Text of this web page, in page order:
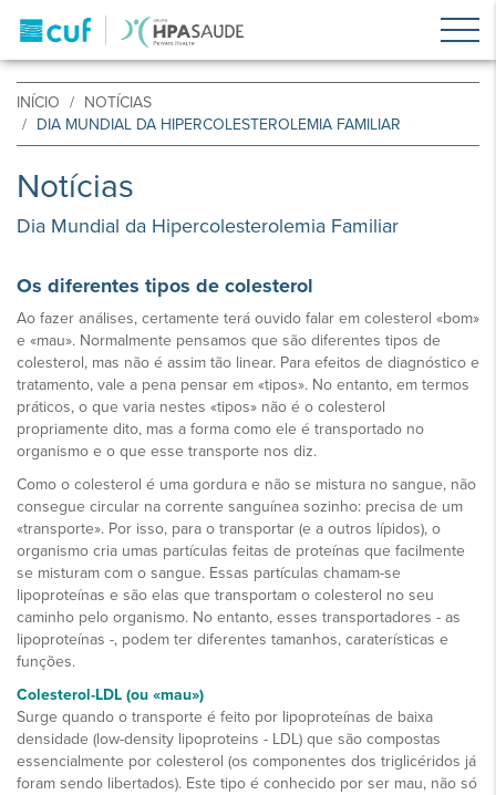
INÍCIO
NOTÍCIAS
DIA MUNDIAL DA HIPERCOLESTEROLEMIA FAMILIAR
Notícias
Dia Mundial da Hipercolesterolemia Familiar
Os diferentes tipos de colesterol
Ao fazer análises, certamente terá ouvido falar em colesterol «bom»
e «mau». Normalmente pensamos que são diferentes tipos de
colesterol, mas não é assim tão linear. Para efeitos de diagnóstico e
tratamento, vale a pena pensar em «tipos». No entanto, em termos
práticos, o que varia nestes «tipos» não é o colesterol
propriamente dito, mas a forma como ele é transportado no
organismo e o que esse transporte nos diz.
Como o colesterol é uma gordura e não se mistura no sangue, não
consegue circular na corrente sanguínea sozinho: precisa de um
«transporte». Por isso, para o transportar (e a outros lípidos), o
organismo cria umas partículas feitas de proteínas que facilmente
se misturam com o sangue. Essas partículas chamam-se
lipoproteínas e são elas que transportam o colesterol no seu
caminho pelo organismo. No entanto, esses transportadores - as
lipoproteínas -, podem ter diferentes tamanhos, caraterísticas e
funções.
Colesterol-LDL (ou «mau»)
Surge quando o transporte é feito por lipoproteínas de baixa
densidade (low-density lipoproteins - LDL) que são compostas
essencialmente por colesterol (os componentes dos triglicéridos já
foram sendo libertados). Este tipo é conhecido por ser mau, não só